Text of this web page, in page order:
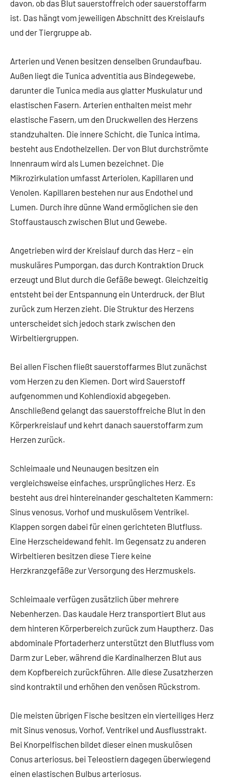
davon, ob das Blut sauerstoffreich oder sauerstoffarm
ist. Das hängt vom jeweiligen Abschnitt des Kreislaufs
und der Tiergruppe ab.
Arterien und Venen besitzen denselben Grundaufbau.
Außen liegt die Tunica adventitia aus Bindegewebe,
darunter die Tunica media aus glatter Muskulatur und
elastischen Fasern. Arterien enthalten meist mehr
elastische Fasern, um den Druckwellen des Herzens
standzuhalten. Die innere Schicht, die Tunica intima,
besteht aus Endothelzellen. Der von Blut durchströmte
Innenraum wird als Lumen bezeichnet. Die
Mikrozirkulation umfasst Arteriolen, Kapillaren und
Venolen. Kapillaren bestehen nur aus Endothel und
Lumen. Durch ihre dünne Wand ermöglichen sie den
Stoffaustausch zwischen Blut und Gewebe.
Angetrieben wird der Kreislauf durch das Herz – ein
muskuläres Pumporgan, das durch Kontraktion Druck
erzeugt und Blut durch die Gefäße bewegt. Gleichzeitig
entsteht bei der Entspannung ein Unterdruck, der Blut
zurück zum Herzen zieht. Die Struktur des Herzens
unterscheidet sich jedoch stark zwischen den
Wirbeltiergruppen.
Bei allen Fischen fließt sauerstoffarmes Blut zunächst
vom Herzen zu den Kiemen. Dort wird Sauerstoff
aufgenommen und Kohlendioxid abgegeben.
Anschließend gelangt das sauerstoffreiche Blut in den
Körperkreislauf und kehrt danach sauerstoffarm zum
Herzen zurück.
Schleimaale und Neunaugen besitzen ein
vergleichsweise einfaches, ursprüngliches Herz. Es
besteht aus drei hintereinander geschalteten Kammern:
Sinus venosus, Vorhof und muskulösem Ventrikel.
Klappen sorgen dabei für einen gerichteten Blutfluss.
Eine Herzscheidewand fehlt. Im Gegensatz zu anderen
Wirbeltieren besitzen diese Tiere keine
Herzkranzgefäße zur Versorgung des Herzmuskels.
Schleimaale verfügen zusätzlich über mehrere
Nebenherzen. Das kaudale Herz transportiert Blut aus
dem hinteren Körperbereich zurück zum Hauptherz. Das
abdominale Pfortaderherz unterstützt den Blutfluss vom
Darm zur Leber, während die Kardinalherzen Blut aus
dem Kopfbereich zurückführen. Alle diese Zusatzherzen
sind kontraktil und erhöhen den venösen Rückstrom.
Die meisten übrigen Fische besitzen ein vierteiliges Herz
mit Sinus venosus, Vorhof, Ventrikel und Ausflusstrakt.
Bei Knorpelfischen bildet dieser einen muskulösen
Conus arteriosus, bei Teleostiern dagegen überwiegend
einen elastischen Bulbus arteriosus.